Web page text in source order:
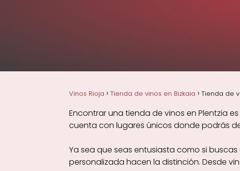
Vinos Rioja Tienda de vinos en Bizkaia Tienda de
Encontrar una tienda de vinos en Plentzia
cuenta con lugares únicos donde podrás
Ya sea que seas entusiasta como si
personalizada hacen la distinción. Desde